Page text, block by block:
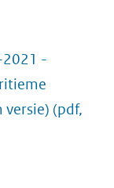
2021 -
versie) (pdf,